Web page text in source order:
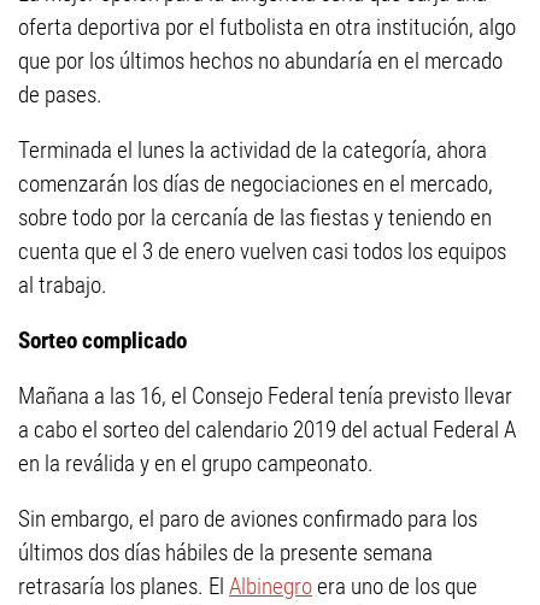
oferta deportiva por el futbolista en otra institución, algo
que por los últimos hechos no abundaría en el mercado
de pases.
Terminada el lunes la actividad de la categoría, ahora
comenzarán los días de negociaciones en el mercado,
sobre todo por la cercanía de las fiestas y teniendo en
cuenta que el 3 de enero vuelven casi todos los equipos
al trabajo.
Sorteo complicado
Mañana a las 16, el Consejo Federal tenía previsto llevar
a cabo el sorteo del calendario 2019 del actual Federal A
en la reválida y en el grupo campeonato.
Sin embargo, el paro de aviones confirmado para los
últimos dos días hábiles de la presente semana
retrasaría los planes. El Albinegroera uno de los que